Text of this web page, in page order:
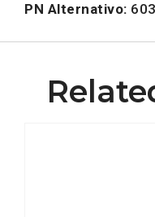
PN Alternativo: